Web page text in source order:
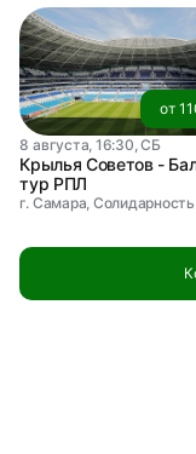
от
8 августа, 16:30, СБ
Крылья Советов -
тур РПЛ